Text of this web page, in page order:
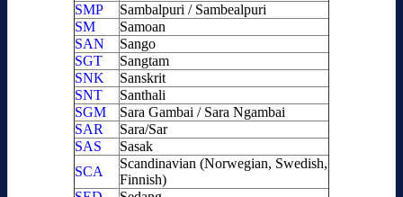
SMP
Sambalpuri / Sambealpuri
SM
Samoan
SAN
Sango
SGT
Sangtam
SNK
Sanskrit
SNT
Santhali
SGM
Sara Gambai / Sara Ngambai
SAR
Sara/Sar
SAS
Sasak
SCA
Scandinavian (Norwegian, Swedish,
Finnish)